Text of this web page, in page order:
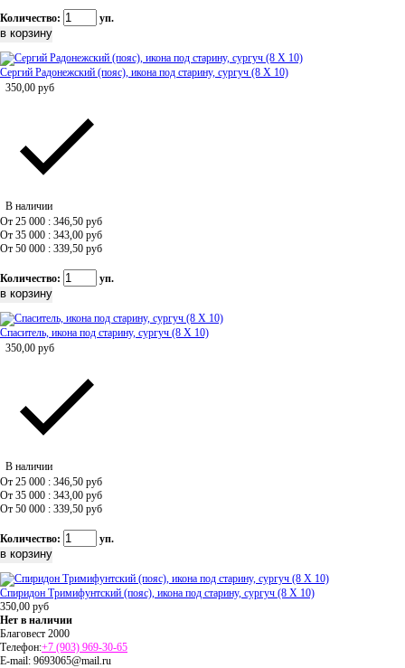
Количество: уп.
Сергий Радонежский (пояс), икона под старину, сургуч (8 Х 10)
350,00 руб
В наличии
От 25 000 : 346,50 руб
От 35 000 : 343,00 руб
От 50 000 : 339,50 руб
Количество: уп.
Спаситель, икона под старину, сургуч (8 Х 10)
350,00 руб
В наличии
От 25 000 : 346,50 руб
От 35 000 : 343,00 руб
От 50 000 : 339,50 руб
Количество: уп.
Спиридон Тримифунтский (пояс), икона под старину, сургуч (8 Х 10)
350,00 руб
Нет в наличии
Благовест 2000
Телефон:+7 (903) 969-30-65
E-mail: 9693065@mail.ru